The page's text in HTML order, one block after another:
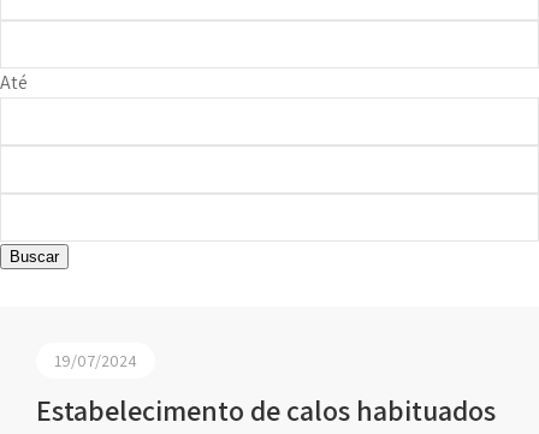
Até
Buscar
19/07/2024
Estabelecimento de calos habituados